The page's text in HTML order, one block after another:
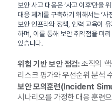
보안 사고 대응은 ‘사고 이후’만을
대응 체계를 구축하기 위해서는 ‘사
보안 인프라와 정책, 인력 교육이
하며, 이를 통해 보안 취약점을 미
있습니다.
위험 기반 보안 점검:조직의 핵
리스크 평가와 우선순위 분석
보안 모의훈련(Incident
시나리오를 가정한 대응 훈련